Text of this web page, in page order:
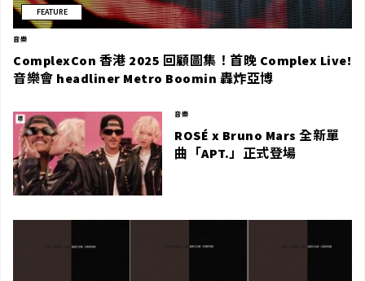
FEATURE
音樂
ComplexCon 香港 2025 回顧圖集！首晚 Complex Live!
音樂會 headliner Metro Boomin 轟炸亞博
音樂
ROSÉ x Bruno Mars 全新單
曲「APT.」正式登場